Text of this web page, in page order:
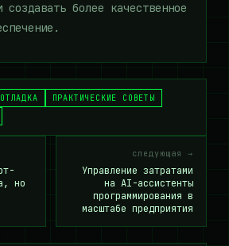
создавать более качественное
ОТЛАДКА
ПРАКТИЧЕСКИЕ СОВЕТЫ
но
следующая →
Управление затратами
на AI-ассистенты
программирования в
масштабе предприятия